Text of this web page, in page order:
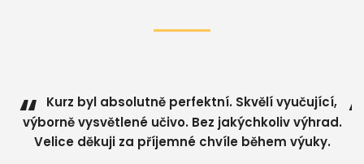
“ Kurz byl absolutně perfektní. Skvělí vyučující,
výborně vysvětlené učivo. Bez jakýchkoliv výhrad.
Velice děkuji za příjemné chvíle během výuky.